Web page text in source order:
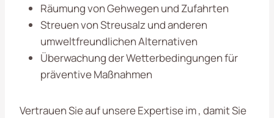
Räumung von Gehwegen und Zufahrten
Streuen von Streusalz und anderen
umweltfreundlichen Alternativen
Überwachung der Wetterbedingungen für
präventive Maßnahmen
Vertrauen Sie auf unsere Expertise im , damit Sie